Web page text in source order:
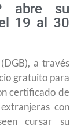
abre su
19 al 30
a través
gratuito para
certificado de
con
cursar su